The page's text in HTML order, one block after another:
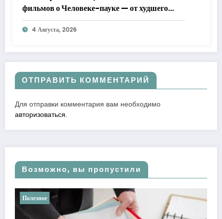
фильмов о Человеке-пауке — от худшего
к лучшему
4 Августа, 2026
ОТПРАВИТЬ КОММЕНТАРИЙ
Для отправки комментария вам необходимо
авторизоваться.
Возможно, вы пропустили
Полезное